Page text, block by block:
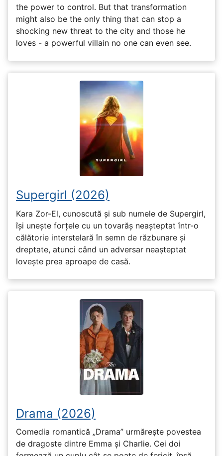
the power to control. But that transformation
might also be the only thing that can stop a
shocking new threat to the city and those he
loves - a powerful villain no one can even see.
Supergirl (2026)
Kara Zor-El, cunoscută și sub numele de Supergirl,
își unește forțele cu un tovarăș neașteptat într-o
călătorie interstelară în semn de răzbunare și
dreptate, atunci când un adversar neașteptat
lovește prea aproape de casă.
Drama (2026)
Comedia romantică „Drama” urmărește povestea
de dragoste dintre Emma și Charlie. Cei doi